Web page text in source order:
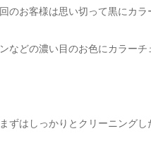
回のお客様は思い切って黒にカ
ンなどの濃い目のお色にカラーチ
まずはしっかりとクリーニング